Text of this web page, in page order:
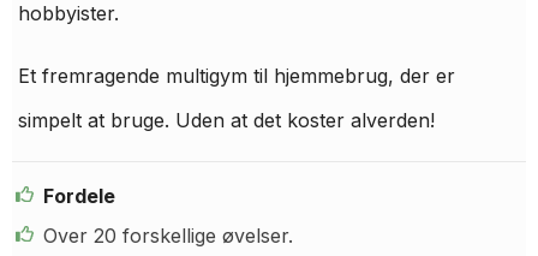
hobbyister.
Et fremragende multigym til hjemmebrug, der er
simpelt at bruge. Uden at det koster alverden!
Fordele
Over 20 forskellige øvelser.